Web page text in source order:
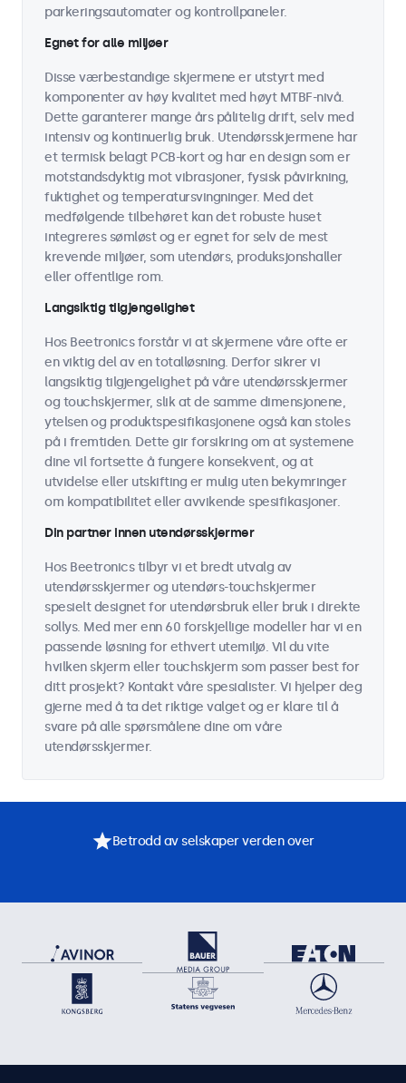
parkeringsautomater og kontrollpaneler.
Egnet for alle miljøer
Disse værbestandige skjermene er utstyrt med
komponenter av høy kvalitet med høyt MTBF-nivå.
Dette garanterer mange års pålitelig drift, selv med
intensiv og kontinuerlig bruk. Utendørsskjermene har
et termisk belagt PCB-kort og har en design som er
motstandsdyktig mot vibrasjoner, fysisk påvirkning,
fuktighet og temperatursvingninger. Med det
medfølgende tilbehøret kan det robuste huset
integreres sømløst og er egnet for selv de mest
krevende miljøer, som utendørs, produksjonshaller
eller offentlige rom.
Langsiktig tilgjengelighet
Hos Beetronics forstår vi at skjermene våre ofte er
en viktig del av en totalløsning. Derfor sikrer vi
langsiktig tilgjengelighet på våre utendørsskjermer
og touchskjermer, slik at de samme dimensjonene,
ytelsen og produktspesifikasjonene også kan stoles
på i fremtiden. Dette gir forsikring om at systemene
dine vil fortsette å fungere konsekvent, og at
utvidelse eller utskifting er mulig uten bekymringer
om kompatibilitet eller avvikende spesifikasjoner.
Din partner innen utendørsskjermer
Hos Beetronics tilbyr vi et bredt utvalg av
utendørsskjermer og utendørs-touchskjermer
spesielt designet for utendørsbruk eller bruk i direkte
sollys. Med mer enn 60 forskjellige modeller har vi en
passende løsning for ethvert utemiljø. Vil du vite
hvilken skjerm eller touchskjerm som passer best for
ditt prosjekt? Kontakt våre spesialister. Vi hjelper deg
gjerne med å ta det riktige valget og er klare til å
svare på alle spørsmålene dine om våre
utendørsskjermer.
Betrodd av selskaper verden over